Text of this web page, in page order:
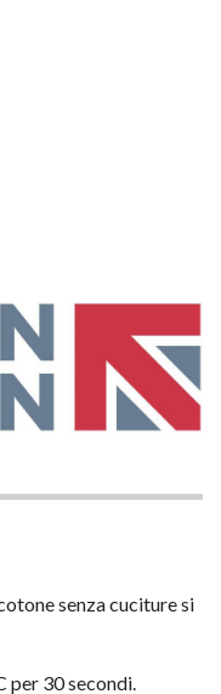
senza cuciture si
per 30 secondi.